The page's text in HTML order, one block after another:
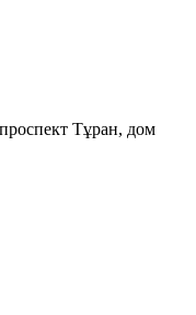
Тұран, дом